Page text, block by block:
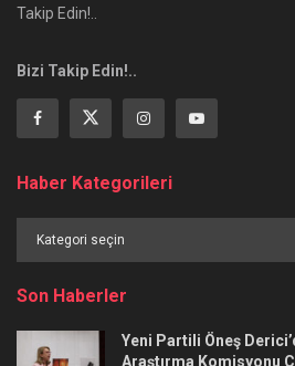
Takip Edin!..
Bizi Takip Edin!..
Haber Kategorileri
Kategorileri
Son Haberler
Yeni Partili Öneş
Araştırma Komisyonu